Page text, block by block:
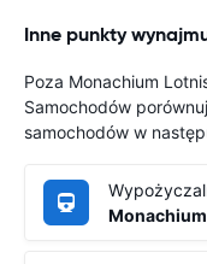
Inne punkty
Poza Monachium
Samochodów
samochodów w